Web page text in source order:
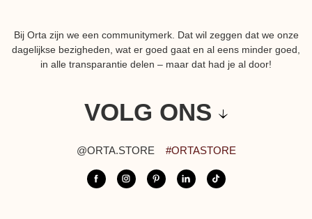
Bij Orta zijn we een communitymerk. Dat wil zeggen dat we onze
dagelijkse bezigheden, wat er goed gaat en al eens minder goed,
in alle transparantie delen – maar dat had je al door!
VOLG ONS
@ORTA.STORE #ORTASTORE